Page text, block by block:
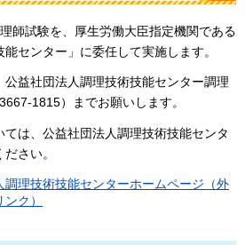
師試験を、厚生労働大臣指定機関である
能センター」に委任して実施します。
益社団法人調理技術技能センター調理
1815）までお願いします。
は、公益社団法人調理技術技能センタ
さい。
調理技術技能センターホームページ（外
ク）